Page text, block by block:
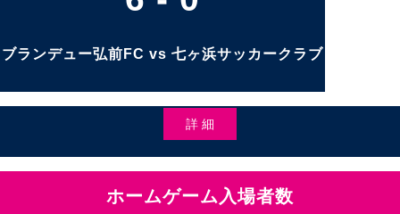
ブランデュー弘前FC vs 七ヶ浜サッカークラブ
詳 細
ホームゲーム入場者数